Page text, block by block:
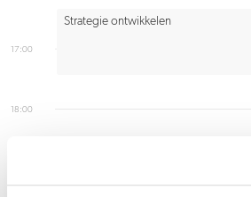
17:00
18:00
Strategie ontwikkelen